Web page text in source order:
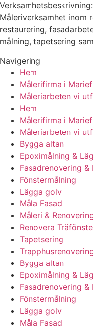
Verksamhetsbeskrivning:
Måleriverksamhet inom
restaurering,
målning, tapetsering
Navigering
Hem
Målerifirma i
Måleriarbeten vi
Hem
Målerifirma i
Måleriarbeten vi
Bygga altan
Epoximålning &
Fasadrenovering &
Fönstermålning
Lägga golv
Måla Fasad
Måleri & Renovering
Renovera
Tapetsering
Bygga altan
Epoximålning &
Fasadrenovering &
Fönstermålning
Lägga golv
Måla Fasad